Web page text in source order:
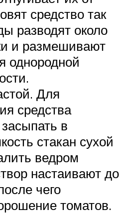
средство так
разводят около
и размешивают
однородной
Для
средства
в
стакан сухой
ведром
настаивают до
чего
томатов.